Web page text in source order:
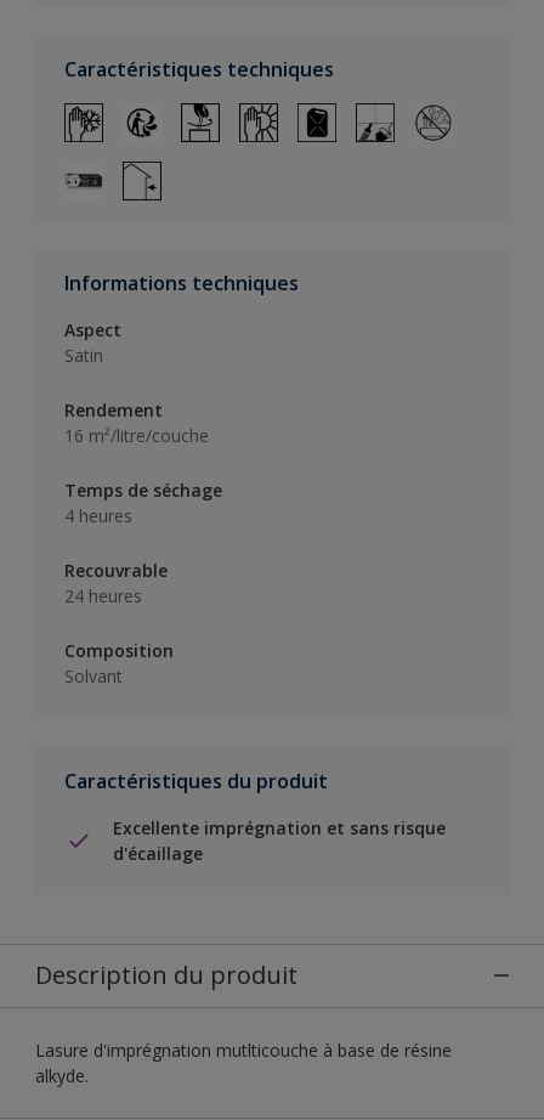
Caractéristiques techniques
Informations techniques
Aspect
Satin
Rendement
16 m²/litre/couche
Temps de séchage
4 heures
Recouvrable
24 heures
Composition
Solvant
Caractéristiques du produit
Excellente imprégnation et sans risque
d'écaillage
Description du produit
Lasure d'imprégnation mutlticouche à base de résine
alkyde.